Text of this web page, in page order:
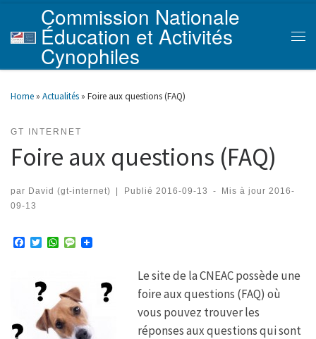
Skip to content
Commission Nationale
Éducation et Activités
Cynophiles
Home » Actualités » Foire aux questions (FAQ)
GT INTERNET
Foire aux questions (FAQ)
par David (gt-internet) Publié 2016-09-13 - Mis à jour 2016-
09-13
T
t
e
r
W
A
p
p
M
a
g
e
Le site de la CNEAC possède une
foire aux questions (FAQ) où
vous pouvez trouver les
réponses aux questions qui sont